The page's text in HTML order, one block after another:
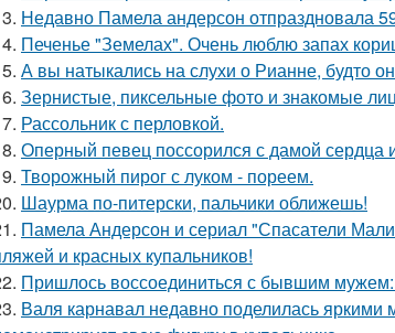
Недавно Памела андерсон отпраздновала
Печенье "Земелах". Очень люблю запах
А вы натыкались на слухи о Рианне, будто
Зернистые, пиксельные фото и знакомые
Рассольник с перловкой.
Оперный певец поссорился с дамой сердца
Творожный пирог с луком - пореем.
Шаурма по-питерски, пальчики оближешь!
Памела Андерсон и сериал "Спасатели
и красных купальников!
Пришлось воссоединиться с бывшим
Валя карнавал недавно поделилась